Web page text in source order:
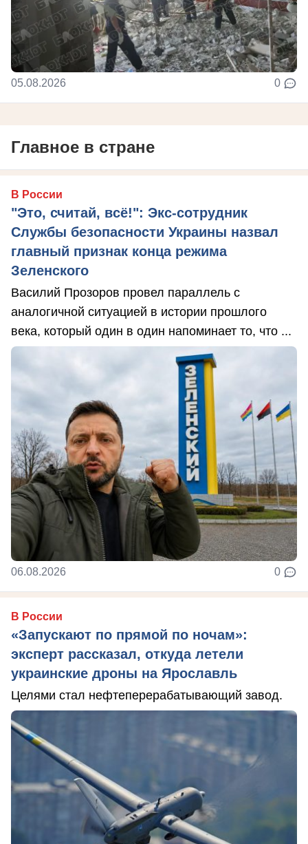
05.08.2026 0
Главное в стране
В России
"Это, считай, всё!": Экс-сотрудник
Службы безопасности Украины назвал
главный признак конца режима
Зеленского
Василий Прозоров провел параллель с
аналогичной ситуацией в истории прошлого
века, который один в один напоминает то, что ...
06.08.2026 0
В России
«Запускают по прямой по ночам»:
эксперт рассказал, откуда летели
украинские дроны на Ярославль
Целями стал нефтеперерабатывающий завод.